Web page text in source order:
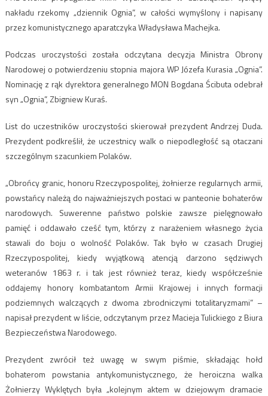
nakładu rzekomy „dziennik Ognia”, w całości wymyślony i napisany
przez komunistycznego aparatczyka Władysława Machejka.
Podczas uroczystości została odczytana decyzja Ministra Obrony
Narodowej o potwierdzeniu stopnia majora WP Józefa Kurasia „Ognia”.
Nominację z rąk dyrektora generalnego MON Bogdana Ścibuta odebrał
syn „Ognia”, Zbigniew Kuraś.
List do uczestników uroczystości skierował prezydent Andrzej Duda.
Prezydent podkreślił, że uczestnicy walk o niepodległość są otaczani
szczególnym szacunkiem Polaków.
„Obrońcy granic, honoru Rzeczypospolitej, żołnierze regularnych armii,
powstańcy należą do najważniejszych postaci w panteonie bohaterów
narodowych. Suwerenne państwo polskie zawsze pielęgnowało
pamięć i oddawało cześć tym, którzy z narażeniem własnego życia
stawali do boju o wolność Polaków. Tak było w czasach Drugiej
Rzeczypospolitej, kiedy wyjątkową atencją darzono sędziwych
weteranów 1863 r. i tak jest również teraz, kiedy współcześnie
oddajemy honory kombatantom Armii Krajowej i innych formacji
podziemnych walczących z dwoma zbrodniczymi totalitaryzmami” –
napisał prezydent w liście, odczytanym przez Macieja Tulickiego z Biura
Bezpieczeństwa Narodowego.
Prezydent zwrócił też uwagę w swym piśmie, składając hołd
bohaterom powstania antykomunistycznego, że heroiczna walka
Żołnierzy Wyklętych była „kolejnym aktem w dziejowym dramacie